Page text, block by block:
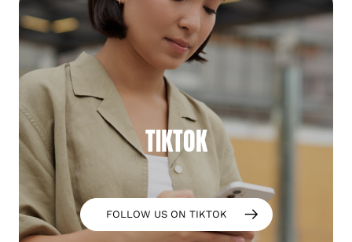
TIKTOK
FOLLOW US ON TIKTOK